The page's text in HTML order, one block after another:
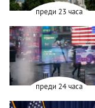
преди 23 часа
преди 24 часа